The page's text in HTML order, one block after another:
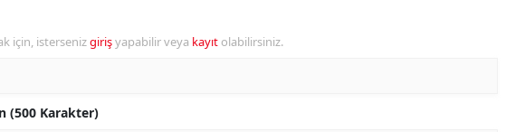
için, istersenizgirişyapabilir veya kayıt olabilirsiniz.
(500 Karakter)